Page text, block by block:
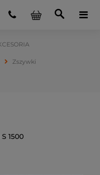
Zszywki
1500